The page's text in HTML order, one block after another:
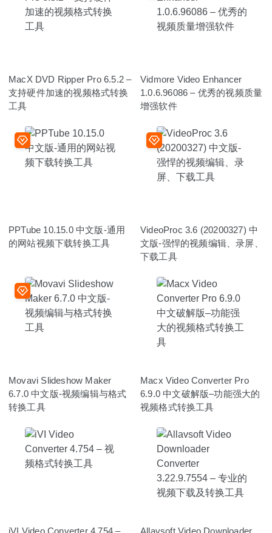
MacX DVD Ripper Pro 6.5.2 –
支持硬件加速的视频格式转换
工具
Vidmore Video Enhancer
1.0.6.96086 – 优秀的视频质量
增强软件
PPTube 10.15.0 中文版-通用
的网站视频下载转换工具
VideoProc 3.6 (20200327) 中
文版-强悍的视频编辑、录屏、
下载工具
Movavi Slideshow Maker
6.7.0 中文版-视频编辑与格式
转换工具
Macx Video Converter Pro
6.9.0 中文破解版–功能强大的
视频格式转换工具